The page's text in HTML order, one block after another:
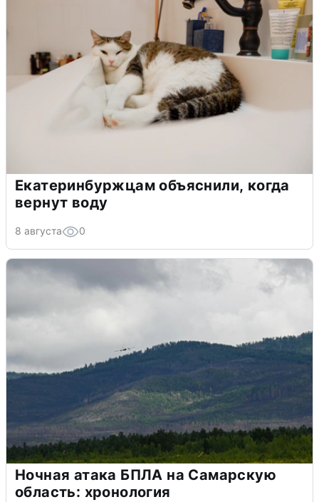
Екатеринбуржцам объяснили, когда
вернут воду
8 августа 0
Ночная атака БПЛА на Самарскую
область: хронология